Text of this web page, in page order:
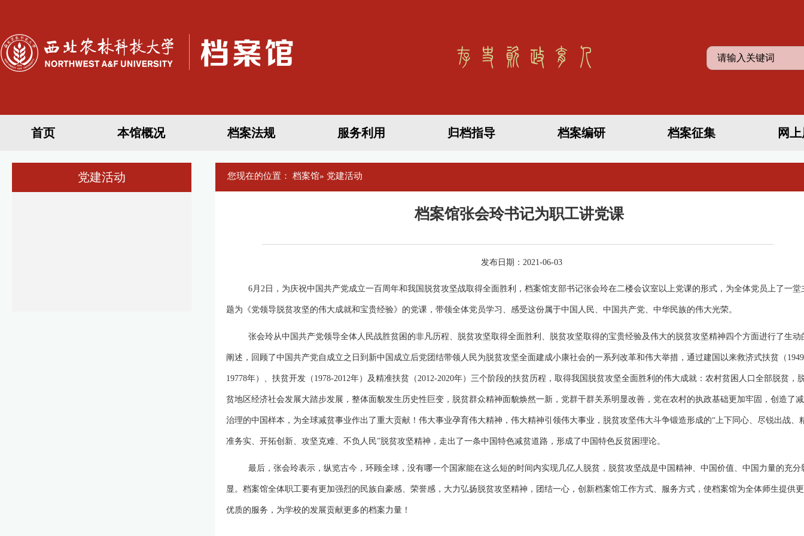
首页 本馆概况 档案法规 服务利用 归档指导 档案编研 档案征集 网
党建活动 您现在的位置： 档案馆» 党建活动
档案馆张会玲书记为职工讲党课
发布日期：2021-06-03
6月2日，为庆祝中国共产党成立一百周年和我国脱贫攻坚战取得全面胜利，档案馆支部书记张会玲在二楼会议室以上党课的形式，为全体党员上了一堂
题为《党领导脱贫攻坚的伟大成就和宝贵经验》的党课，带领全体党员学习、感受这份属于中国人民、中国共产党、中华民族的伟大光荣。
张会玲从中国共产党领导全体人民战胜贫困的非凡历程、脱贫攻坚取得全面胜利、脱贫攻坚取得的宝贵经验及伟大的脱贫攻坚精神四个方面进行了生动
阐述，回顾了中国共产党自成立之日到新中国成立后党团结带领人民为脱贫攻坚全面建成小康社会的一系列改革和伟大举措，通过建国以来救济式扶贫（
19778年）、扶贫开发（1978-2012年）及精准扶贫（2012-2020年）三个阶段的扶贫历程，取得我国脱贫攻坚全面胜利的伟大成就：农村贫困人口全部脱贫，
贫地区经济社会发展大踏步发展，整体面貌发生历史性巨变，脱贫群众精神面貌焕然一新，党群干群关系明显改善，党在农村的执政基础更加牢固，创造了
治理的中国样本，为全球减贫事业作出了重大贡献！伟大事业孕育伟大精神，伟大精神引领伟大事业，脱贫攻坚伟大斗争锻造形成的“上下同心、尽锐出战、
准务实、开拓创新、攻坚克难、不负人民”脱贫攻坚精神，走出了一条中国特色减贫道路，形成了中国特色反贫困理论。
最后，张会玲表示，纵览古今，环顾全球，没有哪一个国家能在这么短的时间内实现几亿人脱贫，脱贫攻坚战是中国精神、中国价值、中国力量的充分
显。档案馆全体职工要有更加强烈的民族自豪感、荣誉感，大力弘扬脱贫攻坚精神，团结一心，创新档案馆工作方式、服务方式，使档案馆为全体师生提供
优质的服务，为学校的发展贡献更多的档案力量！